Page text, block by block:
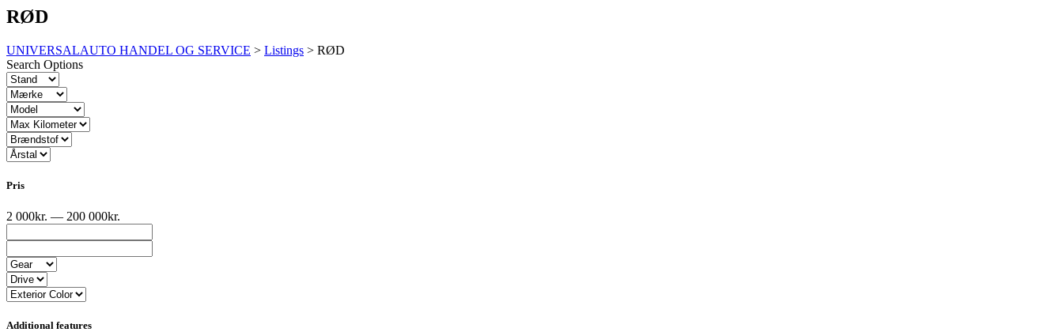
RØD
UNIVERSALAUTO HANDEL OG SERVICE > Listings > RØD
Search Options
Pris
2 000kr. — 200 000kr.
Additional features